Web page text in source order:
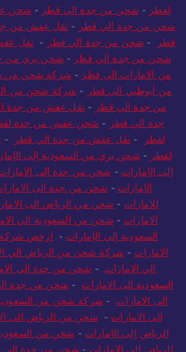
قطر- شركة شحن من الرياض إلى
لقطر
- شحن من جدة الي قطر- شحن
شحن من جدة الي قطر- نقل عفش من
قطر - شحن من جدة الي قطر - نقل
شحن من جدة الي قطر - شحن بري من
من الامارات الى قطر-شركة شحن من
من أبوظبي الى قطر - شركة شحن من
من جدة الي قطر- نقل عفش من جدة
جدة الي قطر-شحن عفش من جدة
لقطر - نقل عفش من جدة الي قطر-
لقطر-شحن بري من السعودية إلى
إلى الإمارات- شحن من جدة الى
الإمارات- شحن من جدة الى
للامارات - شحن من الرياض الى
الامارات-شحن من السعودية الي
السعودية إلى الإمارات -ارخص شركة
الامارات- شركة شحن من الرياض الي
الي الامارات-شحن من جدة الى
السعودية الى الامارات- شحن من جدة الى
الى الامارات- شركة شحن من
الى الامارات - شحن من الرياض الى
الرياض إلى الإمارات-شحن من